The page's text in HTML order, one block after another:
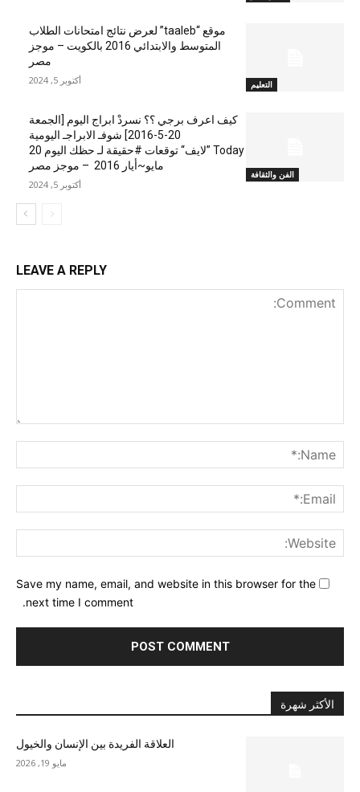
التعليم
موقع “taaleb” لعرض نتائج امتحانات الطلاب
المتوسط والابتدائي 2016 بالكويت – موجز
مصر
أكتوبر 5, 2024
الفن والثقافة
كيف اعرف برجي ؟؟ نسردْ ابراج اليوم [الجمعة
20-5-2016] شوفـ الابراجـ اليومية
Today ”لايف“ توقعات #حقيقة لـ حظك اليوم 20
مايو~أيار 2016 – موجز مصر
أكتوبر 5, 2024
LEAVE A REPLY
Save my name, email, and website in this browser for the
next time I comment.
الأكثر شهرة
العلاقة الفريدة بين الإنسان والخيول
مايو 19, 2026